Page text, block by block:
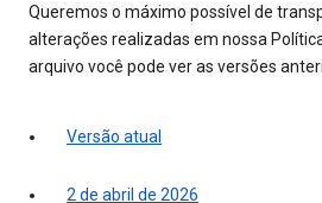
Queremos o máximo possível de
alterações realizadas em nossa
arquivo você pode ver as versões
Versão atual
2 de abril de 2026